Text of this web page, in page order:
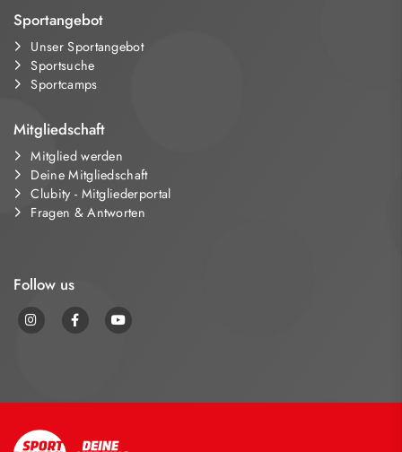
Sportangebot
Unser Sportangebot
Sportsuche
Sportcamps
Mitgliedschaft
Mitglied werden
Deine Mitgliedschaft
Clubity - Mitgliederportal
Fragen & Antworten
Follow us